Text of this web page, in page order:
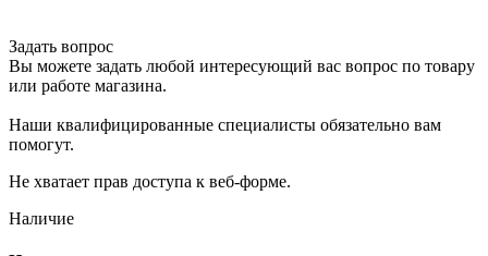
Задать вопрос
Вы можете задать любой интересующий вас вопрос по товару
или работе магазина.
Наши квалифицированные специалисты обязательно вам
помогут.
Не хватает прав доступа к веб-форме.
Наличие